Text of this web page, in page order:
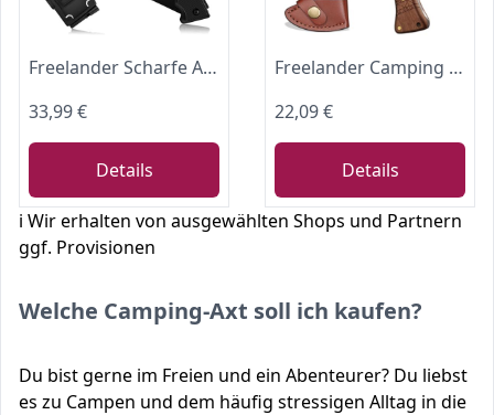
Freelander Scharfe Axt 5 in 1, Camping Axt mit Säge, Scheide und Pfeife
33,99 €
Details
Freelander Camping Axt Klein, 20CM Beil Survival Outdoor Axt
22,09 €
Details
ℹ️ Wir erhalten von ausgewählten Shops und Partnern
ggf. Provisionen
Welche Camping-Axt soll ich kaufen?
Du bist gerne im Freien und ein Abenteurer? Du liebst
es zu Campen und dem häufig stressigen Alltag in die